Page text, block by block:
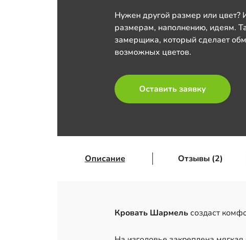
Нужен другой размер или цвет?
размерам, наполнению, идеям.
замерщика, который сделает
возможных цветов.
Оставить заявку
Описание Отзывы (2)
Кровать Шармельсоздаст